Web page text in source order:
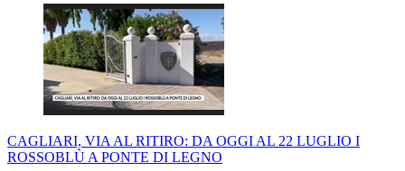
CAGLIARI, VIA AL RITIRO: DA OGGI AL 22 LUGLIO I
ROSSOBLÙ A PONTE DI LEGNO